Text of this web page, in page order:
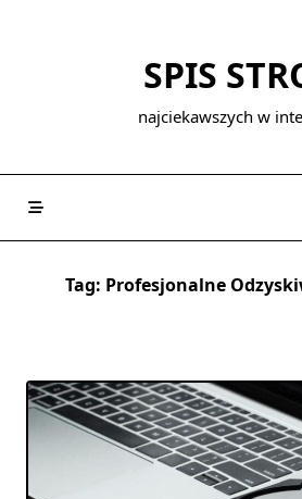
SPIS
najciekawszych w
Tag: Profesjonalne